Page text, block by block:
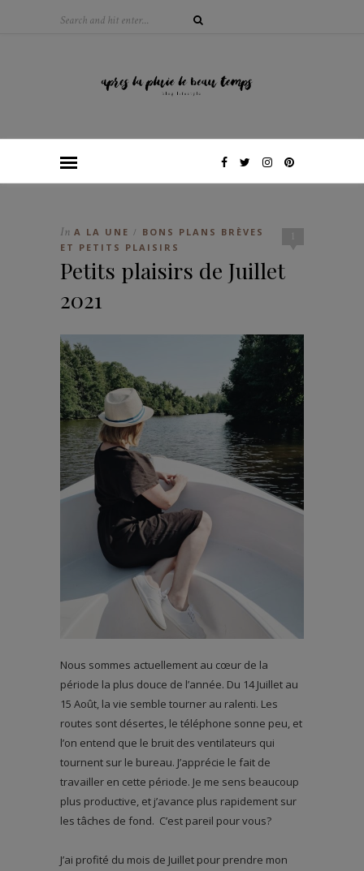
1
In A LA UNE /
BONS PLANS BRÈVES
ET PETITS PLAISIRS
Petits plaisirs de Juillet
2021
Nous sommes actuellement au cœur de la
période la plus douce de l’année. Du 14 Juillet au
15 Août, la vie semble tourner au ralenti. Les
routes sont désertes, le téléphone sonne peu, et
l’on entend que le bruit des ventilateurs qui
tournent sur le bureau. J’apprécie le fait de
travailler en cette période. Je me sens beaucoup
plus productive, et j’avance plus rapidement sur
les tâches de fond. C’est pareil pour vous?
J’ai profité du mois de Juillet pour prendre mon